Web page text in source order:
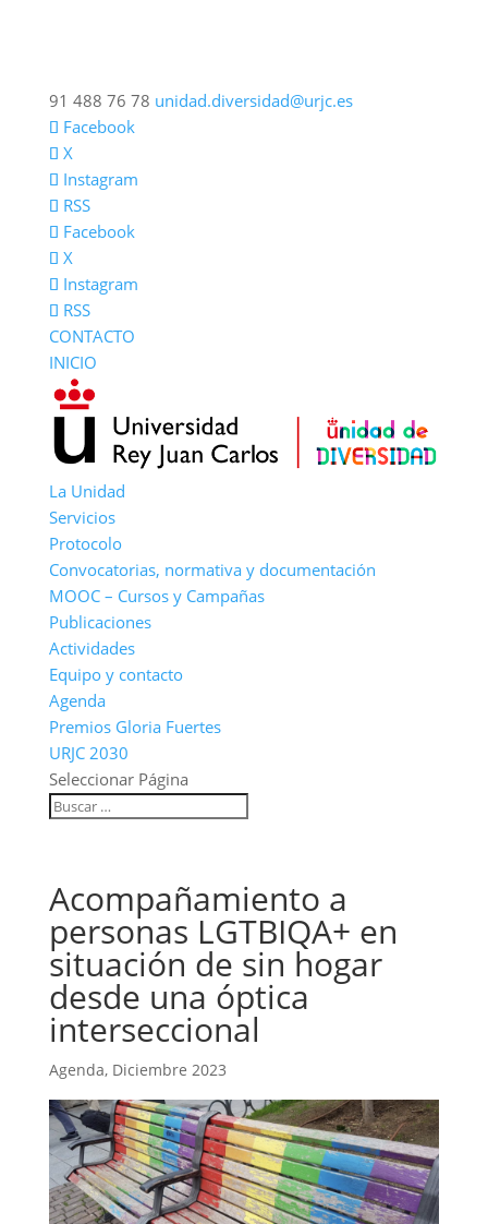
91 488 76 78 unidad.diversidad@urjc.es
Facebook
X
Instagram
RSS
Facebook
X
Instagram
RSS
CONTACTO
INICIO
La Unidad
Servicios
Protocolo
Convocatorias, normativa y documentación
MOOC – Cursos y Campañas
Publicaciones
Actividades
Equipo y contacto
Agenda
Premios Gloria Fuertes
URJC 2030
Seleccionar Página
Acompañamiento a
personas LGTBIQA+ en
situación de sin hogar
desde una óptica
interseccional
Agenda, Diciembre 2023